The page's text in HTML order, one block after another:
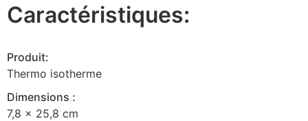
Caractéristiques:
Produit:
Thermo isotherme
Dimensions :
7,8 x 25,8 cm